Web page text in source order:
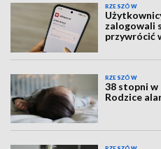
RZESZÓW
zalogowali
przywrócić
RZESZÓW
38 stopni w
Rodzice